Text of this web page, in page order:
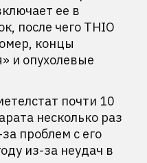
ее в
после чего THIO
концы
и опухолевые
почти 10
несколько раз
проблем с его
из-за неудач в